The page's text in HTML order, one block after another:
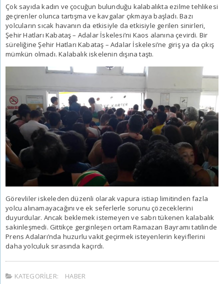
Çok sayıda kadın ve çocuğun bulunduğu kalabalıkta ezilme tehlikesi
geçirenler olunca tartışma ve kavgalar çıkmaya başladı. Bazı
yolcuların sıcak havanın da etkisiyle da etkisiyle gerilen sinirleri,
Şehir Hatları Kabataş – Adalar İskelesi’ni Kaos alanına çevirdi. Bir
süreliğineŞehir Hatları Kabataş – Adalar İskelesi’ne giriş ya da çıkış
mümkün olmadı. Kalabalık iskelenin dışına taştı.
Görevliler iskeleden düzenli olarak vapura istiap limitinden fazla
yolcu alınamayacağını ve ek seferlerle sorunu çözeceklerini
duyurdular. Ancak beklemek istemeyen ve sabrı tükenen kalabalık
sakinleşmedi. Gittikçe gerginleşen ortam Ramazan Bayramı tatilinde
Prens Adaları’nda huzurlu vakit geçirmek isteyenlerin keyiflerini
daha yolculuk sırasında kaçırdı.
KATEGORILER:
HABER